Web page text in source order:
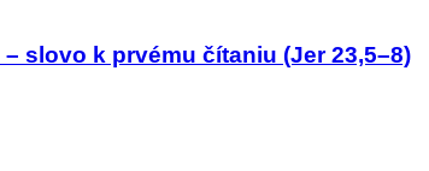
slovo k prvému čítaniu (Jer 23,5–8)